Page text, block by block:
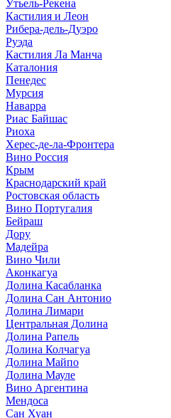
Утьель-Рекена
Кастилия и Леон
Рибера-дель-Дуэро
Руэда
Кастилия Ла Манча
Каталония
Пенедес
Мурсия
Наварра
Риас Байшас
Риоха
Херес-де-ла-Фронтера
Вино Россия
Крым
Краснодарский край
Ростовская область
Вино Португалия
Бейраш
Дору
Мадейра
Вино Чили
Аконкагуа
Долина Касабланка
Долина Сан Антонио
Долина Лимари
Центральная Долина
Долина Рапель
Долина Колчагуа
Долина Майпо
Долина Мауле
Вино Аргентина
Мендоса
Сан Хуан